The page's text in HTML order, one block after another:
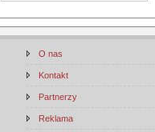
O nas
Kontakt
Partnerzy
Reklama